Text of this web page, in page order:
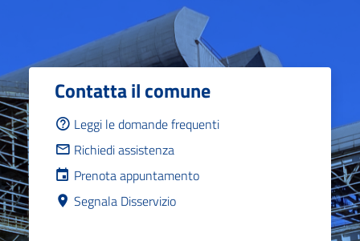
Contatta il comune
Leggi le domande frequenti
Richiedi assistenza
Prenota appuntamento
Segnala Disservizio